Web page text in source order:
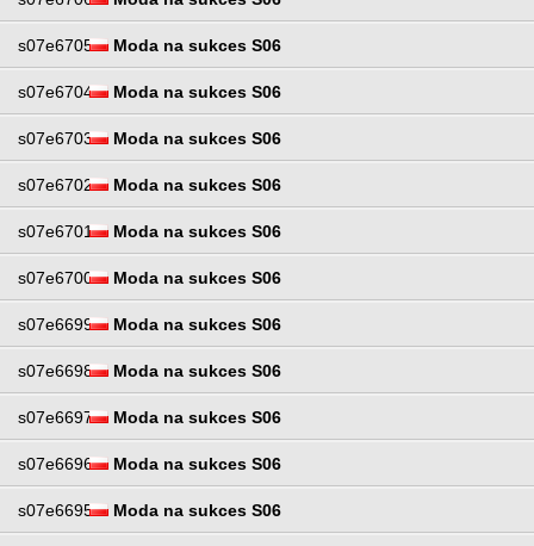
s07e6705 Moda na sukces S06
s07e6704 Moda na sukces S06
s07e6703 Moda na sukces S06
s07e6702 Moda na sukces S06
s07e6701 Moda na sukces S06
s07e6700 Moda na sukces S06
s07e6699 Moda na sukces S06
s07e6698 Moda na sukces S06
s07e6697 Moda na sukces S06
s07e6696 Moda na sukces S06
s07e6695 Moda na sukces S06